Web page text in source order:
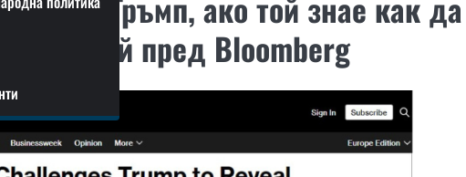
с Тръмп, ако той знае как да
каза той пред Bloomberg